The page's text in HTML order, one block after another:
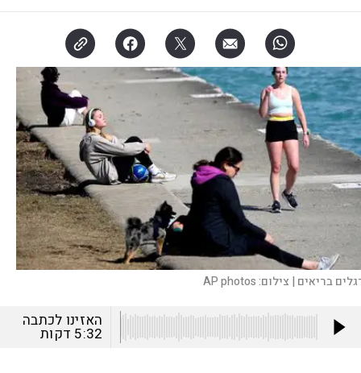
בריאים | צילום:AP photos
האזינו לכתבה
5:32 דקות